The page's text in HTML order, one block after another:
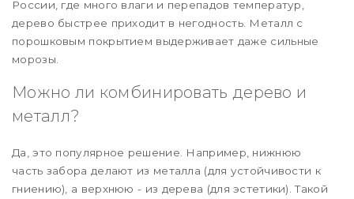
России, где много влаги и перепадов температур,
дерево быстрее приходит в негодность. Металл с
порошковым покрытием выдерживает даже сильные
морозы.
Можно ли комбинировать дерево и
металл?
Да, это популярное решение. Например, нижнюю
часть забора делают из металла (для устойчивости к
гниению), а верхнюю - из дерева (для эстетики). Такой